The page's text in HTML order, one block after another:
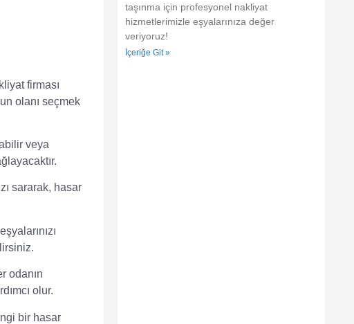
firması
olanı seçmek
veya
sararak, hasar
odanın
olur.
bir hasar
taşınma için profesyonel nakliyat
hizmetlerimizle eşyalarınıza değer
veriyoruz!
İçeriğe Git »